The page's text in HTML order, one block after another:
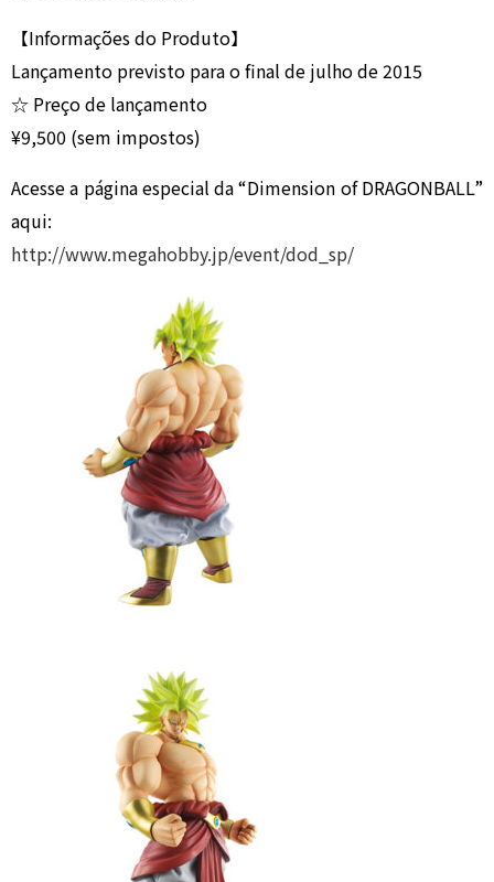
【Informações do Produto】
Lançamento previsto para o final de julho de 2015
☆ Preço de lançamento
¥9,500 (sem impostos)
Acesse a página especial da “Dimension of DRAGONBALL”
aqui:
http://www.megahobby.jp/event/dod_sp/